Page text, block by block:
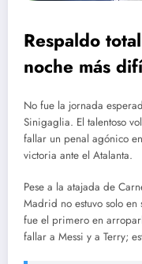
Respaldo
noche más
No fue la jornada
Sinigaglia. El talentoso
fallar un penal agónico
victoria ante el Atalanta.
Pese a la atajada de
Madrid no estuvo solo en
fue el primero en
fallar a Messi y a Terry;